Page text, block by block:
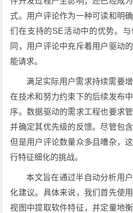
式。用户评论作为一种可读和明
们在支持的SE活动中的优势。
同，用户评论中充斥着用户驱动
能请求。
满足实际用户需求持续需要
在技术和努力约束下的后续发布
序。数据驱动的需求工程也要求
并确定其优先级的反馈。尽管包
但是用户评论数量众多且嘈杂，
行特征细化的挑战。
本文旨在通过半自动分析用
化建议。具体来说，我们首先使
视图中提取软件特征，并定量地